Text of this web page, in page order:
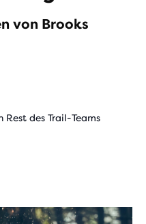
von Brooks
Rest des Trail-Teams